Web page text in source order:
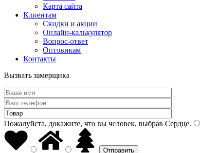
Карта сайта
Клиентам
Скидки и акции
Онлайн-калькулятор
Вопрос-ответ
Оптовикам
Контакты
Вызвать замерщика
Пожалуйста, докажите, что вы человек, выбрав Сердце.